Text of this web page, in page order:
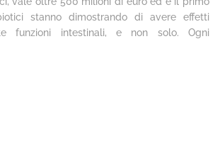
stanno dimostrando di avere effetti
funzioni intestinali, e non solo. Ogni